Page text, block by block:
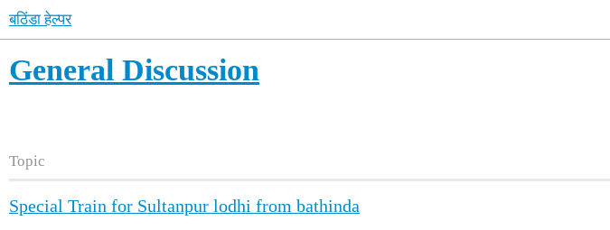
बठिंडा हेल्पर
General Discussion
Topic
Special Train for Sultanpur lodhi from bathinda